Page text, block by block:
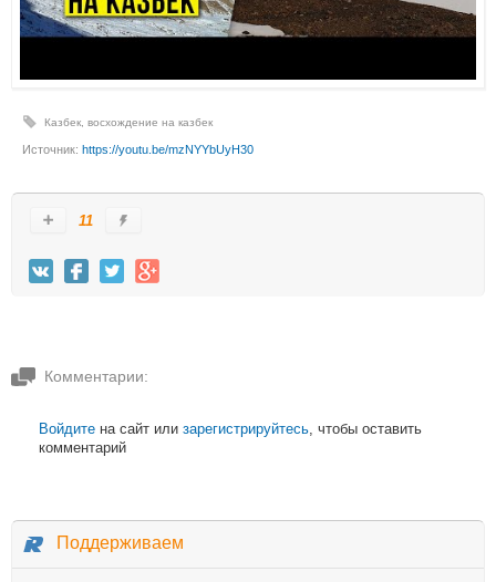
Казбек восхождение на казбек
Источник: https://youtu.be/mzNYYbUyH30
11
Комментарии:
Войдите на сайт или зарегистрируйтесь, чтобы оставить
комментарий
Поддерживаем